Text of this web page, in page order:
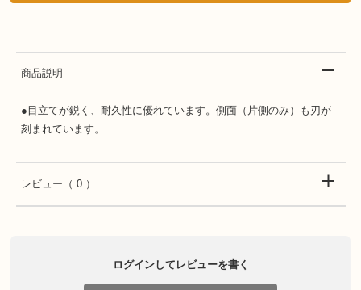
商品説明
●目立てが鋭く、耐久性に優れています。側面（片側のみ）も刃が
刻まれています。
レビュー （ 0 ）
ログインしてレビューを書く